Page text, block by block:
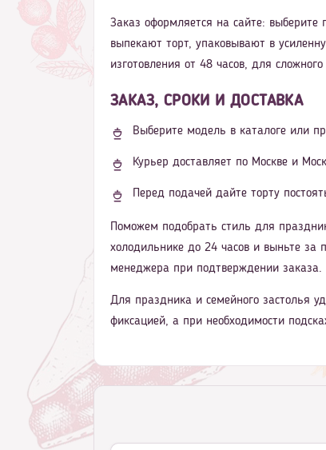
Заказ оформляется на сайте: выберите
выпекают торт, упаковывают в
изготовления от 48 часов, для
ЗАКАЗ, СРОКИ И ДОСТАВКА
Выберите модель в каталоге или
Курьер доставляет по Москве и
Перед подачей дайте торту
Поможем подобрать стиль для
холодильнике до 24 часов и выньте за
менеджера при подтверждении заказа.
Для праздника и семейного застолья
фиксацией, а при необходимости